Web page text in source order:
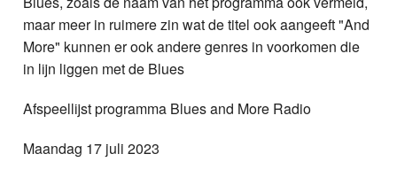
Info
maar meer in ruimere zin wat de titel ook aangeeft "And
More" kunnen er ook andere genres in voorkomen die
in lijn liggen met de Blues
Afspeellijst programma Blues and More Radio
Maandag 17 juli 2023